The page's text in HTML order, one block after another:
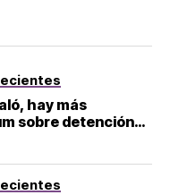
hay más
sobre detención